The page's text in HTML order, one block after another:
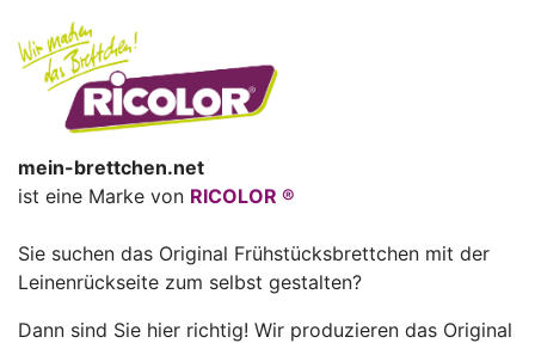
mein-brettchen.net
ist eine Marke von RICOLOR ®
Sie suchen das Original Frühstücksbrettchen mit der
Leinenrückseite zum selbst gestalten?
Dann sind Sie hier richtig! Wir produzieren das Original